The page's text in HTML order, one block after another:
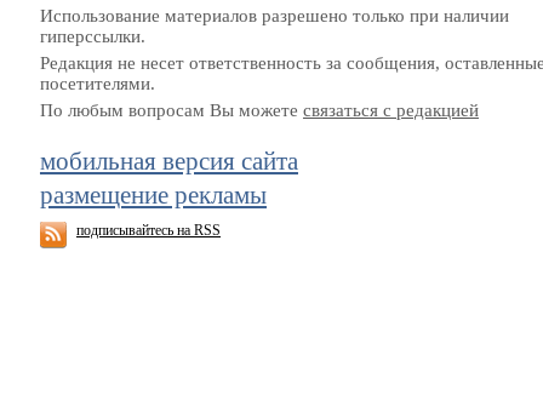
Использование материалов разрешено только при наличии
гиперссылки.
Редакция не несет ответственность за сообщения,
посетителями.
По любым вопросам Вы можете связаться с редакцией
мобильная версия сайта
размещение рекламы
подписывайтесь на RSS